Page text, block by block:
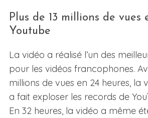
Plus de 13 millions de vues
Youtube
La vidéo a réalisé l’un des
pour les vidéos francophones.
millions de vues en 24 heures, la
a fait exploser les records de
En 32 heures, la vidéo a même